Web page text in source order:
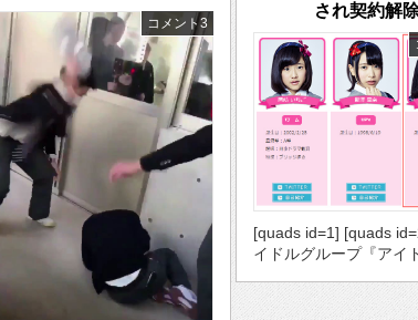
コメント3
され契約解
[quads id=1] [quads
イドルグループ『アイ